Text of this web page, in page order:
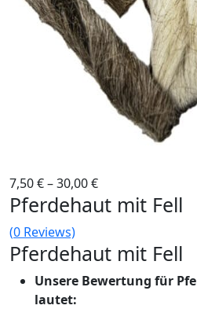
7,50€–30,00€
Pferdehaut mit Fell
(0 Reviews)
Pferdehaut mit Fell
Unsere Bewertung für
lautet: